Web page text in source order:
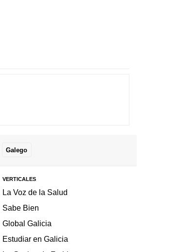
Galego
VERTICALES
La Voz de la Salud
Sabe Bien
Global Galicia
Estudiar en Galicia